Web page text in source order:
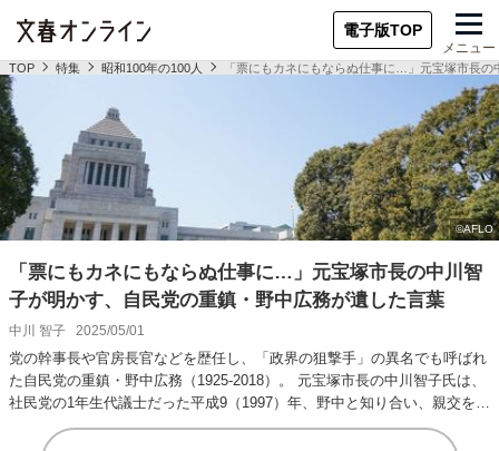
電子版TOP
メニュー
TOP 特集 昭和100年の100人 「票にもカネにもならぬ仕事に…」元宝塚市長
「票にもカネにもならぬ仕事に…」元宝塚市長の中川智
子が明かす、自民党の重鎮・野中広務が遺した言葉
中川 智子 2025/05/01
党の幹事長や官房長官などを歴任し、「政界の狙撃手」の異名でも呼ばれ
た自民党の重鎮・野中広務（1925-2018）。 元宝塚市長の中川智子氏は、
社民党の1年生代議士だった平成9（1997）年、野中と知り合い、親交を